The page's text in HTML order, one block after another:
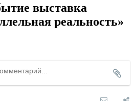
выставка
реальность»